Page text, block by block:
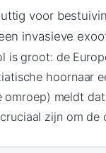
voor
invasieve
is groot: de
hoornaar
omroep) meldt
zijn om